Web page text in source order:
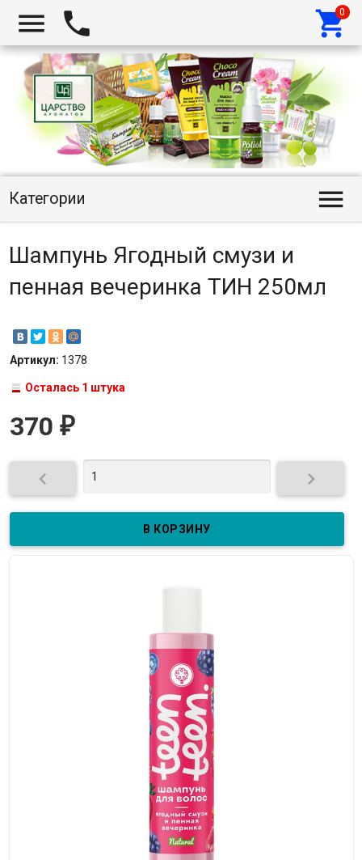
  
Категории 
Шампунь Ягодный смузи и
пенная вечеринка ТИН 250мл
Артикул: 1378
Осталась 1 штука
370 ₽
 